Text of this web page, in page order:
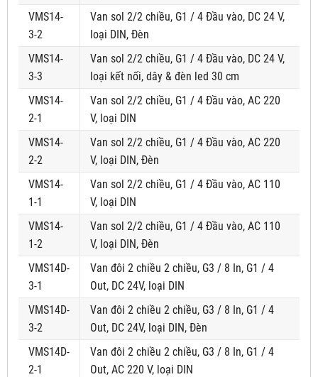
VMS14-
3-2
Van sol 2/2 chiều, G1 / 4 Đầu vào, DC 24 V,
loại DIN, Đèn
VMS14-
3-3
Van sol 2/2 chiều, G1 / 4 Đầu vào, DC 24 V,
loại kết nối, dây & đèn led 30 cm
VMS14-
2-1
Van sol 2/2 chiều, G1 / 4 Đầu vào, AC 220
V, loại DIN
VMS14-
2-2
Van sol 2/2 chiều, G1 / 4 Đầu vào, AC 220
V, loại DIN, Đèn
VMS14-
1-1
Van sol 2/2 chiều, G1 / 4 Đầu vào, AC 110
V, loại DIN
VMS14-
1-2
Van sol 2/2 chiều, G1 / 4 Đầu vào, AC 110
V, loại DIN, Đèn
VMS14D-
3-1
Van đôi 2 chiều 2 chiều, G3 / 8 In, G1 / 4
Out, DC 24V, loại DIN
VMS14D-
3-2
Van đôi 2 chiều 2 chiều, G3 / 8 In, G1 / 4
Out, DC 24V, loại DIN, Đèn
VMS14D-
2-1
Van đôi 2 chiều 2 chiều, G3 / 8 In, G1 / 4
Out, AC 220 V, loại DIN